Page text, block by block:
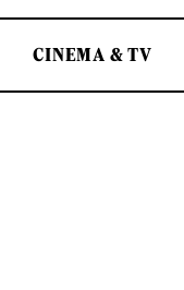
CINEMA & TV